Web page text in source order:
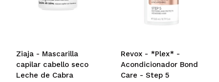
Ziaja - Mascarilla
capilar cabello seco
Leche de Cabra
Revox - *Plex* -
Acondicionador Bond
Care - Step 5